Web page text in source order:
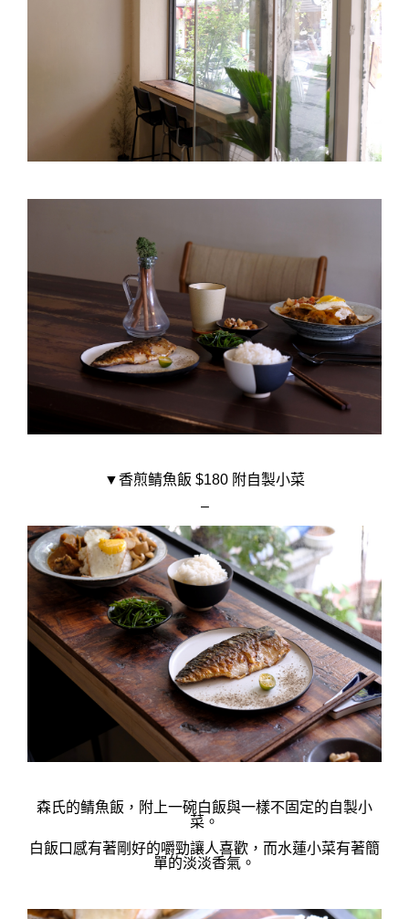
▼香煎鲭魚飯 $180 附自製小菜
–
森氏的鲭魚飯，附上一碗白飯與一樣不固定的自製小
菜。
白飯口感有著剛好的嚼勁讓人喜歡，而水蓮小菜有著簡
單的淡淡香氣。